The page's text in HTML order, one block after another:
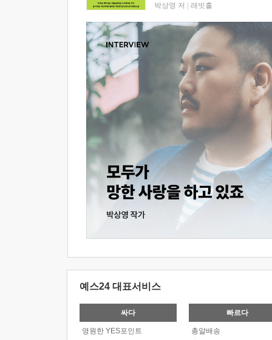
박상영 저 래빗홀
예스24 대표서비스
싸다
영원한 YES포인트
빠르다
총알배송